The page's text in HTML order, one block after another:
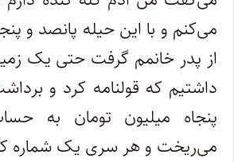
می‌کنم و با این حیله پانصد و
از پدر خانمم گرفت حتی یک
داشتیم که قولنامه کرد و
پنجاه میلیون تومان به
می‌ریخت و هر سری یک شماره